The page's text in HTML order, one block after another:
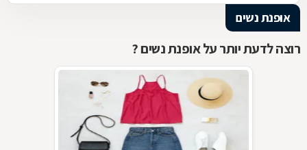
אופנת נשים
רוצה לדעת יותר על אופנת נשים ?